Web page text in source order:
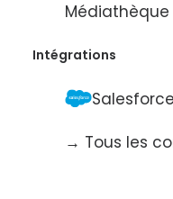
Médiathèque
Intégrations
Salesforce
→ Tous les
Pour
jour de